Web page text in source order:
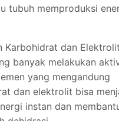
tubuh memproduksi
Karbohidrat dan Elektrolit
banyak melakukan
yang mengandung
dan elektrolit bisa
instan dan